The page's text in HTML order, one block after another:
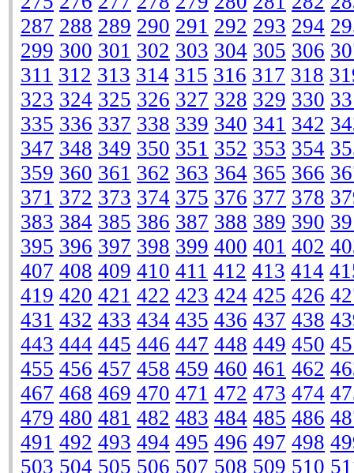
287 288 289 290 291 292 293 294
299 300 301 302 303 304 305 306
311 312 313 314 315 316 317 318
323 324 325 326 327 328 329 330
335 336 337 338 339 340 341 342
347 348 349 350 351 352 353 354
359 360 361 362 363 364 365 366
371 372 373 374 375 376 377 378
383 384 385 386 387 388 389 390
395 396 397 398 399 400 401 402
407 408 409 410 411 412 413 414
419 420 421 422 423 424 425 426
431 432 433 434 435 436 437 438
443 444 445 446 447 448 449 450
455 456 457 458 459 460 461 462
467 468 469 470 471 472 473 474
479 480 481 482 483 484 485 486
491 492 493 494 495 496 497 498
503 504 505 506 507 508 509 510